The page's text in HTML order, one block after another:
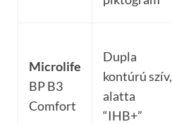
Microlife
BP B3
Comfort
Dupla
kontúrú szív,
alatta
“IHB+”